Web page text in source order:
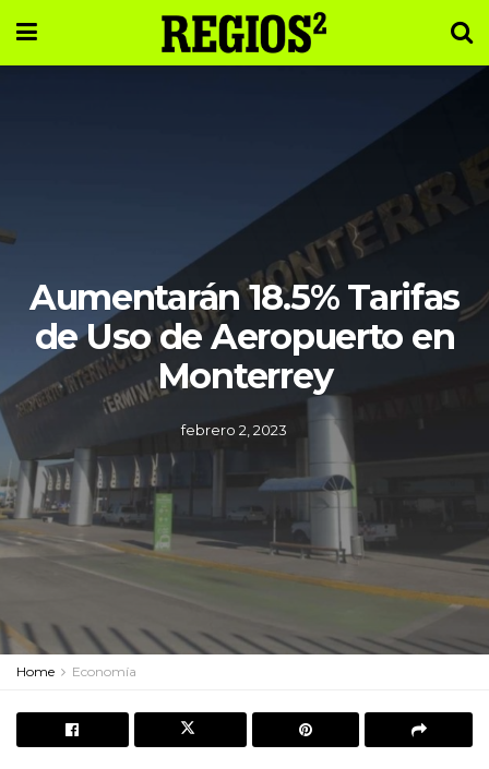
Aumentarán 18.5% Tarifas
de Uso de Aeropuerto en
Monterrey
febrero 2, 2023
Home Economía